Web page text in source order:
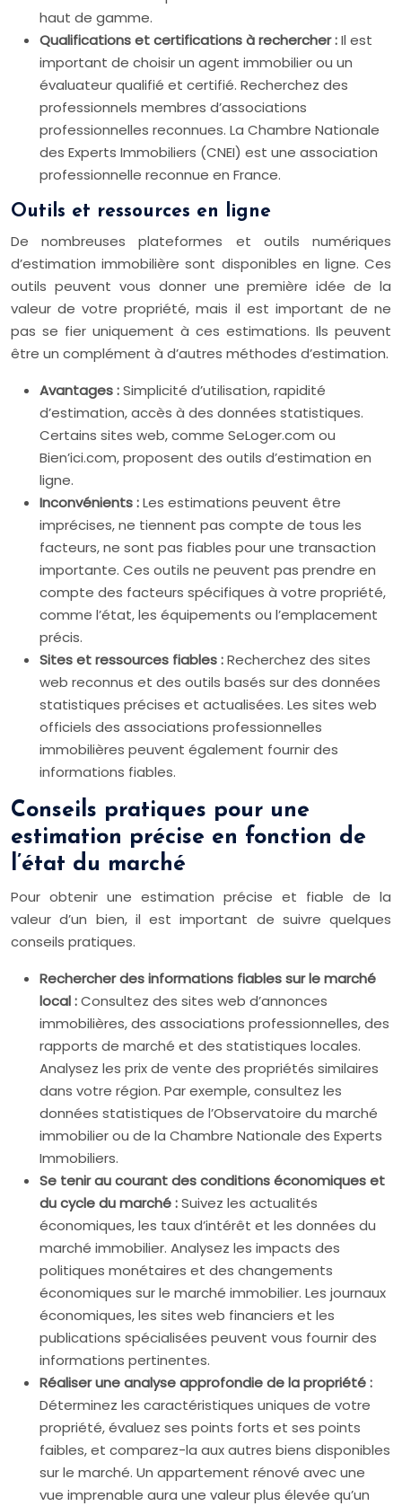
haut de gamme.
Qualifications et certifications à rechercher :Il est
important de choisir un agent immobilier ou un
évaluateur qualifié et certifié. Recherchez des
professionnels membres d’associations
professionnelles reconnues. La Chambre Nationale
des Experts Immobiliers (CNEI) est une association
professionnelle reconnue en France.
Outils et ressources en ligne
De nombreuses plateformes et outils numériques
d’estimation immobilière sont disponibles en ligne. Ces
outils peuvent vous donner une première idée de la
valeur de votre propriété, mais il est important de ne
pas se fier uniquement à ces estimations. Ils peuvent
être un complément à d’autres méthodes d’estimation.
Avantages :Simplicité d’utilisation, rapidité
d’estimation, accès à des données statistiques.
Certains sites web, comme SeLoger.com ou
Bien’ici.com, proposent des outils d’estimation en
ligne.
Inconvénients :Les estimations peuvent être
imprécises, ne tiennent pas compte de tous les
facteurs, ne sont pas fiables pour une transaction
importante. Ces outils ne peuvent pas prendre en
compte des facteurs spécifiques à votre propriété,
comme l’état, les équipements ou l’emplacement
précis.
Sites et ressources fiables :Recherchez des sites
web reconnus et des outils basés sur des données
statistiques précises et actualisées. Les sites web
officiels des associations professionnelles
immobilières peuvent également fournir des
informations fiables.
Conseils pratiques pour une
estimation précise en fonction de
l’état du marché
Pour obtenir une estimation précise et fiable de la
valeur d’un bien, il est important de suivre quelques
conseils pratiques.
Rechercher des informations fiables sur le marché
local :Consultez des sites web d’annonces
immobilières, des associations professionnelles, des
rapports de marché et des statistiques locales.
Analysez les prix de vente des propriétés similaires
dans votre région. Par exemple, consultez les
données statistiques de l’Observatoire du marché
immobilier ou de la Chambre Nationale des Experts
Immobiliers.
Se tenir au courant des conditions économiques et
du cycle du marché :Suivez les actualités
économiques, les taux d’intérêt et les données du
marché immobilier. Analysez les impacts des
politiques monétaires et des changements
économiques sur le marché immobilier. Les journaux
économiques, les sites web financiers et les
publications spécialisées peuvent vous fournir des
informations pertinentes.
Réaliser une analyse approfondie de la propriété :
Déterminez les caractéristiques uniques de votre
propriété, évaluez ses points forts et ses points
faibles, et comparez-la aux autres biens disponibles
sur le marché. Un appartement rénové avec une
vue imprenable aura une valeur plus élevée qu’un